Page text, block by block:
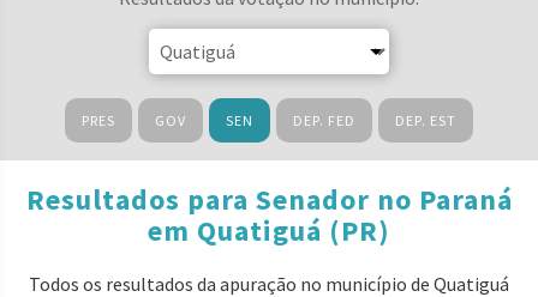
PRES GOV SEN DEP. FED DEP. EST
Resultados para Senador no Paraná
em Quatiguá (PR)
Todos os resultados da apuração no município de Quatiguá